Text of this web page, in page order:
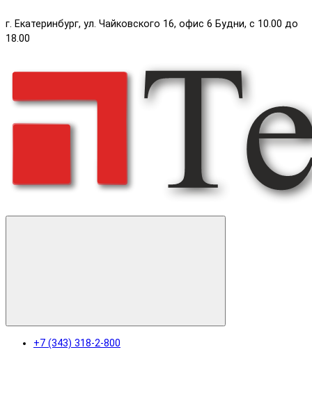
г. Екатеринбург, ул. Чайковского 16, офис 6 Будни, с 10.00 до
18.00
+7 (343) 318-2-800